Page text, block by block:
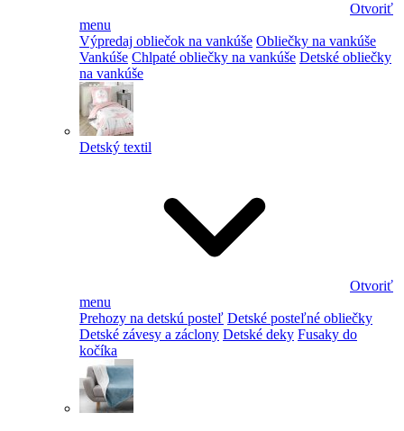
Otvoriť
menu
Výpredaj obliečok na vankúše Obliečky na vankúše
Vankúše Chlpaté obliečky na vankúše Detské obliečky
na vankúše
Detský textil
Otvoriť
menu
Prehozy na detskú posteľ Detské posteľné obliečky
Detské závesy a záclony Detské deky Fusaky do
kočíka